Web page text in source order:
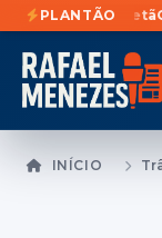
PLANTÃO
Golpistas
INÍCIO